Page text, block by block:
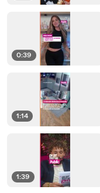
0:39
1:14
1:39